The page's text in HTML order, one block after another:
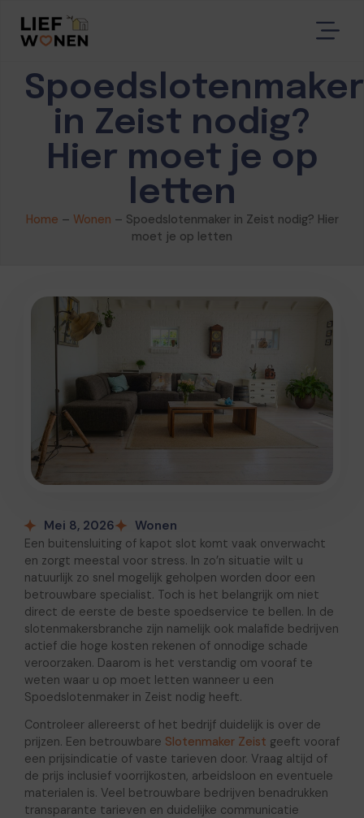
Spoedslotenmaker
in Zeist nodig?
Hier moet je op
letten
Home – Wonen – Spoedslotenmaker in Zeist nodig? Hier
moet je op letten
Mei 8, 2026 Wonen
Een buitensluiting of kapot slot komt vaak onverwacht
en zorgt meestal voor stress. In zo’n situatie wilt u
natuurlijk zo snel mogelijk geholpen worden door een
betrouwbare specialist. Toch is het belangrijk om niet
direct de eerste de beste spoedservice te bellen. In de
slotenmakersbranche zijn namelijk ook malafide bedrijven
actief die hoge kosten rekenen of onnodige schade
veroorzaken. Daarom is het verstandig om vooraf te
weten waar u op moet letten wanneer u een
Spoedslotenmaker in Zeist nodig heeft.
Controleer allereerst of het bedrijf duidelijk is over de
prijzen. Een betrouwbare Slotenmaker Zeist geeft vooraf
een prijsindicatie of vaste tarieven door. Vraag altijd of
de prijs inclusief voorrijkosten, arbeidsloon en eventuele
materialen is. Veel betrouwbare bedrijven benadrukken
transparante tarieven en duidelijke communicatie